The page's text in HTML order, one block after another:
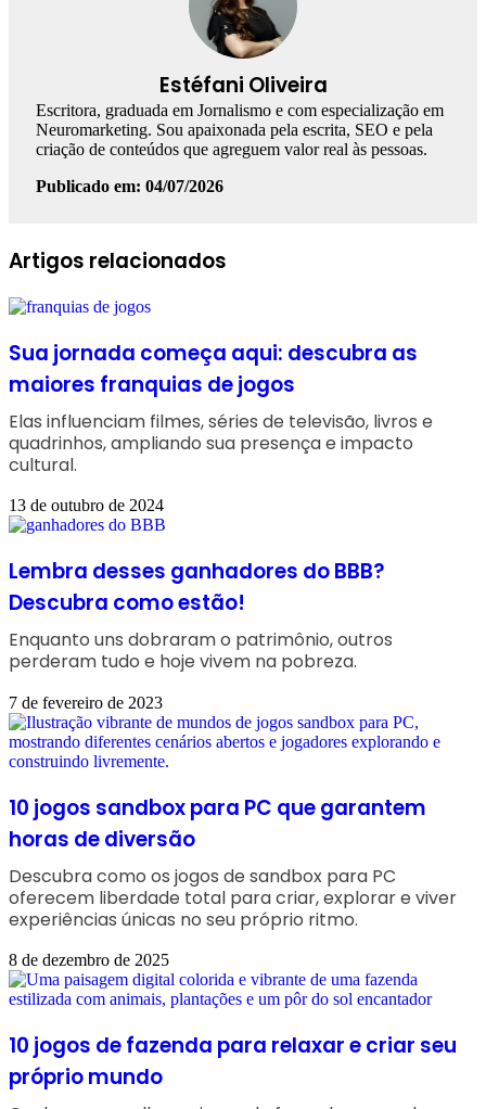
Estéfani Oliveira
Escritora, graduada em Jornalismo e com especialização em
Neuromarketing. Sou apaixonada pela escrita, SEO e pela
criação de conteúdos que agreguem valor real às pessoas.
Publicado em: 04/07/2026
Facebook
Linkedin
WhatsApp
Telegram
Artigos relacionados
Sua jornada começa aqui: descubra as
maiores franquias de jogos
Elas influenciam filmes, séries de televisão, livros e
quadrinhos, ampliando sua presença e impacto
cultural.
13 de outubro de 2024
Lembra desses ganhadores do BBB?
Descubra como estão!
Enquanto uns dobraram o patrimônio, outros
perderam tudo e hoje vivem na pobreza.
7 de fevereiro de 2023
10 jogos sandbox para PC que garantem
horas de diversão
Descubra como os jogos de sandbox para PC
oferecem liberdade total para criar, explorar e viver
experiências únicas no seu próprio ritmo.
8 de dezembro de 2025
10 jogos de fazenda para relaxar e criar seu
próprio mundo